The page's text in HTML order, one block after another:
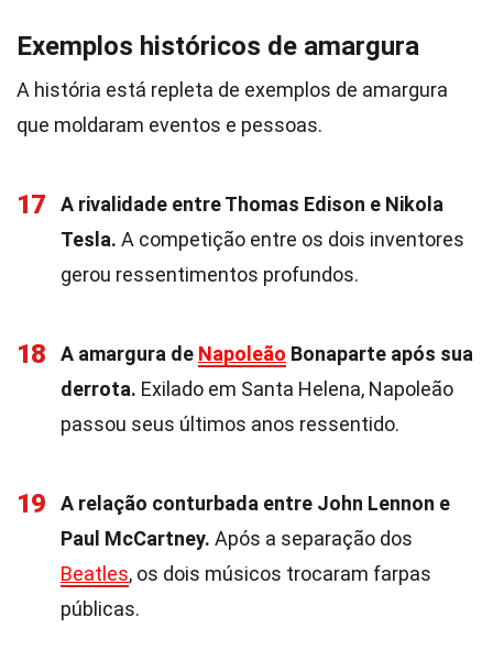
Exemplos históricos de amargura
A história está repleta de exemplos de amargura
que moldaram eventos e pessoas.
17
A rivalidade entre Thomas Edison e Nikola
Tesla. A competição entre os dois inventores
gerou ressentimentos profundos.
18 A amargura de Napoleão Bonaparte após sua
derrota. Exilado em Santa Helena, Napoleão
passou seus últimos anos ressentido.
19
A relação conturbada entre John Lennon e
Paul McCartney. Após a separação dos
Beatles, os dois músicos trocaram farpas
públicas.